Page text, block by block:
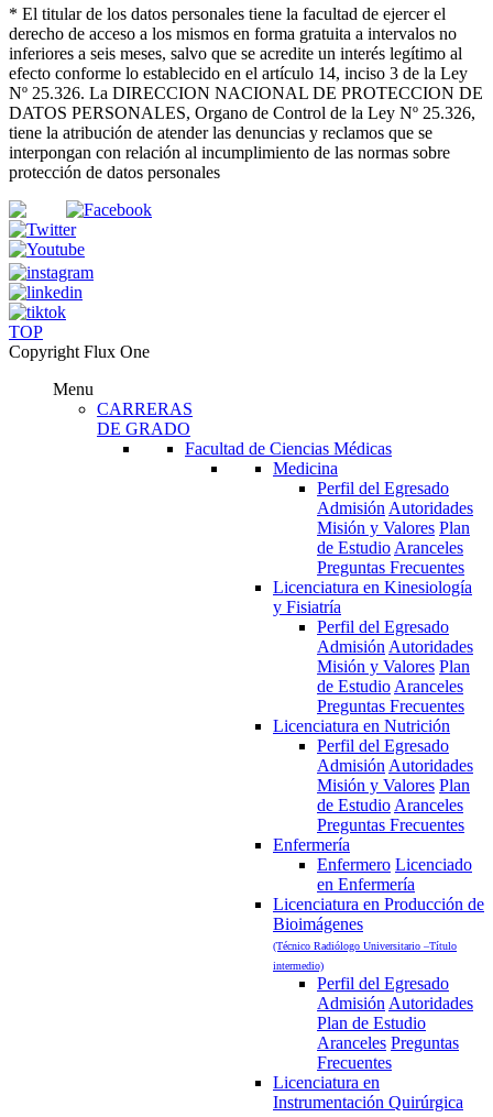
* El titular de los datos personales tiene la facultad de ejercer el
derecho de acceso a los mismos en forma gratuita a intervalos no
inferiores a seis meses, salvo que se acredite un interés legítimo al
efecto conforme lo establecido en el artículo 14, inciso 3 de la Ley
Nº 25.326. La DIRECCION NACIONAL DE PROTECCION DE
DATOS PERSONALES, Organo de Control de la Ley Nº 25.326,
tiene la atribución de atender las denuncias y reclamos que se
interpongan con relación al incumplimiento de las normas sobre
protección de datos personales
TOP
Copyright Flux One
Menu
CARRERAS
DE GRADO
Facultad de Ciencias Médicas
Medicina
Perfil del Egresado
Admisión Autoridades
Misión y Valores Plan
de Estudio Aranceles
Preguntas Frecuentes
Licenciatura en Kinesiología
y Fisiatría
Perfil del Egresado
Admisión Autoridades
Misión y Valores Plan
de Estudio Aranceles
Preguntas Frecuentes
Licenciatura en Nutrición
Perfil del Egresado
Admisión Autoridades
Misión y Valores Plan
de Estudio Aranceles
Preguntas Frecuentes
Enfermería
Enfermero Licenciado
en Enfermería
Licenciatura en Producción de
Bioimágenes
(Técnico Radiólogo Universitario –Título
intermedio)
Perfil del Egresado
Admisión Autoridades
Plan de Estudio
Aranceles Preguntas
Frecuentes
Licenciatura en
Instrumentación Quirúrgica